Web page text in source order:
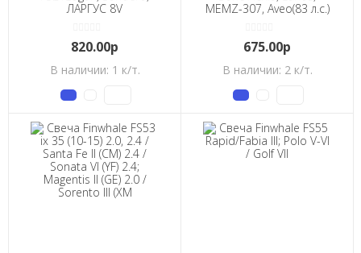
ЛАРГУС 8V
820.00р
В наличии: 1 к/т.
MEMZ-307, Aveo(83 л.с.)
675.00р
В наличии: 2 к/т.